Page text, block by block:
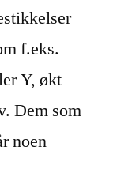
f.eks.
Y, økt
Dem som
noen